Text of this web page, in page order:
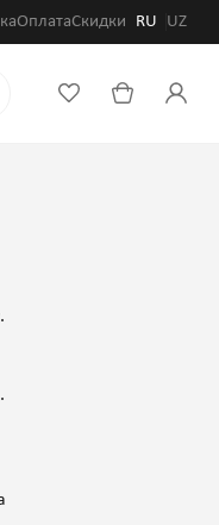
ОплатаСкидки RU UZ